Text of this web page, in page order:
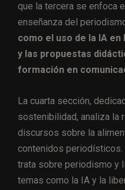
que la tercera se enfoca
enseñanza del
como el uso de la IA
y las propuestas
formación en
La cuarta sección,
sostenibilidad, analiza la
discursos sobre la
contenidos periodísticos.
trata sobre periodismo y
temas como la IA y la